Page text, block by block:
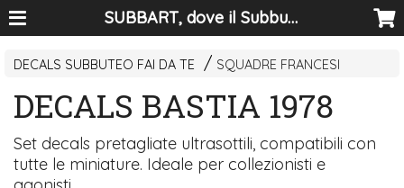
SUBBART, dove il Subbuteo diventa arte
DECALS SUBBUTEO FAI DA TE SQUADRE FRANCESI
DECALS BASTIA 1978
Set decals pretagliate ultrasottili, compatibili con
tutte le miniature. Ideale per collezionisti e